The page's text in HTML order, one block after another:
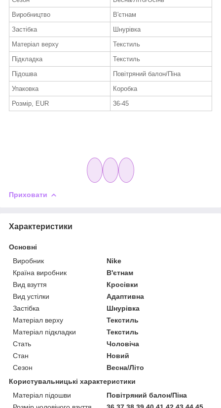
Виробництво
В'єтнам
Застібка
Шнурівка
Матеріал верху
Текстиль
Підкладка
Текстиль
Підошва
Повітряний балон/Піна
Упаковка
Коробка
Розмір, EUR
36-45
Приховати
Характеристики
Основні
Виробник
Nike
Країна виробник
В'єтнам
Вид взуття
Кросівки
Вид устілки
Адаптивна
Застібка
Шнурівка
Матеріал верху
Текстиль
Матеріал підкладки
Текстиль
Стать
Чоловіча
Стан
Новий
Сезон
Весна/Літо
Користувальницькі характеристики
Матеріал підошви
Повітряний балон/Піна